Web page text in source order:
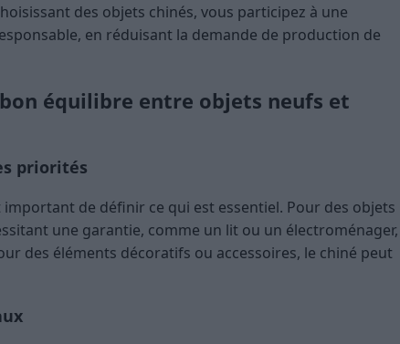
des objets chinés, vous participez à une
en réduisant la demande de production de
équilibre entre objets neufs et
priorités
de définir ce qui est essentiel. Pour des objets
une garantie, comme un lit ou un électroménager,
des éléments décoratifs ou accessoires, le chiné peut